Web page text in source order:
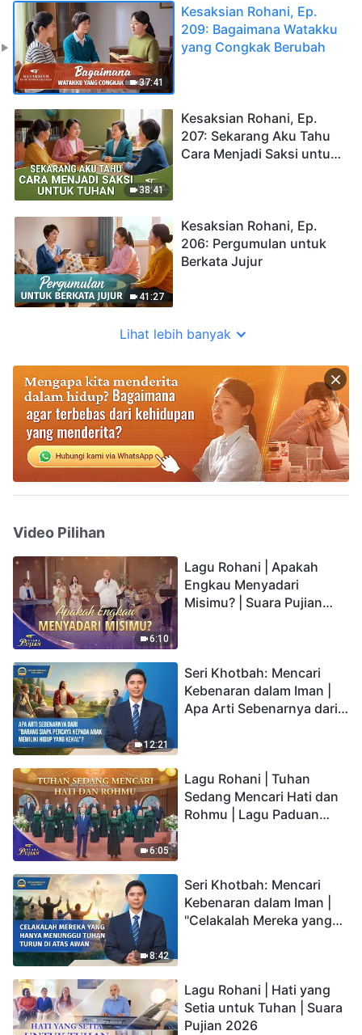
37:41
Kesaksian Rohani, Ep.
209: Bagaimana Watakku
yang Congkak Berubah
38:41
Kesaksian Rohani, Ep.
207: Sekarang Aku Tahu
Cara Menjadi Saksi untuk
41:27
Kesaksian Rohani, Ep.
206: Pergumulan untuk
Berkata Jujur
Lihat lebih banyak
Video Pilihan
6:10
Lagu Rohani | Apakah
Engkau Menyadari
Misimu? | Suara Pujian
12:21
Seri Khotbah: Mencari
Kebenaran dalam Iman |
Apa Arti Sebenarnya dari
6:05
Lagu Rohani | Tuhan
Sedang Mencari Hati dan
Rohmu | Lagu Paduan
8:42
Seri Khotbah: Mencari
Kebenaran dalam Iman |
"Celakalah Mereka yang
Lagu Rohani | Hati yang
Setia untuk Tuhan | Suara
Pujian 2026